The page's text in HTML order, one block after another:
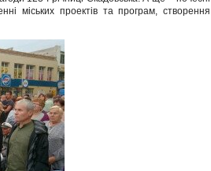
міських проектів та програм, створення